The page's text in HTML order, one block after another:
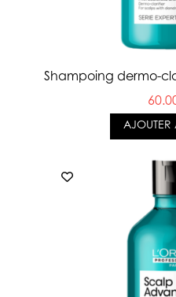
Shampoing dermo-
AJOUTER